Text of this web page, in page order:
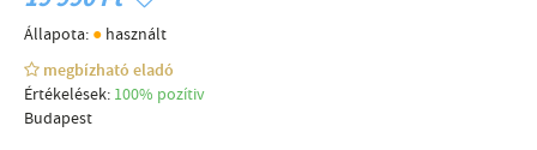
Állapota: ● használt
megbízható eladó
Értékelések: 100% pozítiv
Budapest